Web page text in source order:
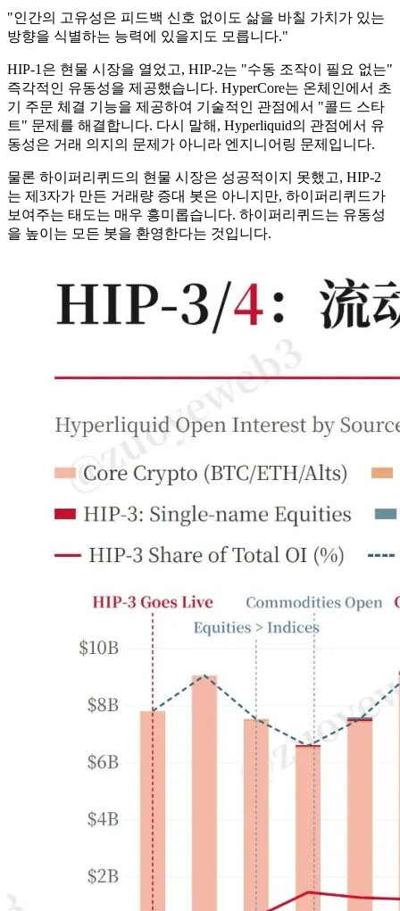
"인간의 고유성은 피드백 신호 없이도 삶을 바칠 가치가 있는
방향을 식별하는 능력에 있을지도 모릅니다."
HIP-1은 현물 시장을 열었고, HIP-2는 "수동 조작이 필요 없는"
즉각적인 유동성을 제공했습니다. HyperCore는 온체인에서 초
기 주문 체결 기능을 제공하여 기술적인 관점에서 "콜드 스타
트" 문제를 해결합니다. 다시 말해, Hyperliquid의 관점에서 유
동성은 거래 의지의 문제가 아니라 엔지니어링 문제입니다.
물론 하이퍼리퀴드의 현물 시장은 성공적이지 못했고, HIP-2
는 제3자가 만든 거래량 증대 봇은 아니지만, 하이퍼리퀴드가
보여주는 태도는 매우 흥미롭습니다. 하이퍼리퀴드는 유동성
을 높이는 모든 봇을 환영한다는 것입니다.